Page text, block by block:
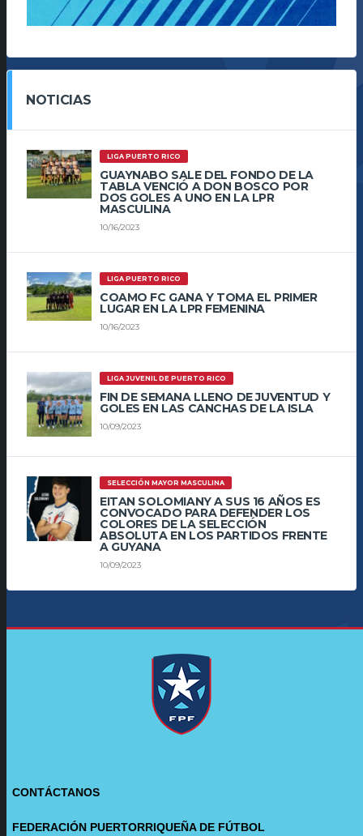
NOTICIAS
LIGA PUERTO RICO
GUAYNABO SALE DEL FONDO DE LA
TABLA VENCIÓ A DON BOSCO POR
DOS GOLES A UNO EN LA LPR
MASCULINA
10/16/2023
LIGA PUERTO RICO
COAMO FC GANA Y TOMA EL PRIMER
LUGAR EN LA LPR FEMENINA
10/16/2023
LIGA JUVENIL DE PUERTO RICO
FIN DE SEMANA LLENO DE JUVENTUD Y
GOLES EN LAS CANCHAS DE LA ISLA
10/09/2023
SELECCIÓN MAYOR MASCULINA
EITAN SOLOMIANY A SUS 16 AÑOS ES
CONVOCADO PARA DEFENDER LOS
COLORES DE LA SELECCIÓN
ABSOLUTA EN LOS PARTIDOS FRENTE
A GUYANA
10/09/2023
CONTÁCTANOS
FEDERACIÓN PUERTORRIQUEÑA DE FÚTBOL